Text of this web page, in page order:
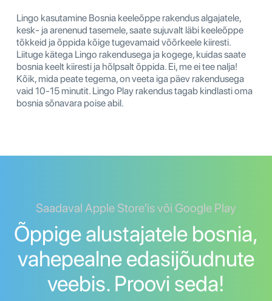
Lingo kasutamine Bosnia keeleõppe rakendus algajatele,
kesk- ja arenenud tasemele, saate sujuvalt läbi keeleõppe
tõkkeid ja õppida kõige tugevamaid võõrkeele kiiresti.
Liituge kätega Lingo rakendusega ja kogege, kuidas saate
bosnia keelt kiiresti ja hõlpsalt õppida. Ei, me ei tee nalja!
Kõik, mida peate tegema, on veeta iga päev rakendusega
vaid 10-15 minutit. Lingo Play rakendus tagab kindlasti oma
bosnia sõnavara poise abil.
Saadaval Apple Store'is või Google Play
Õppige alustajatele bosnia,
vahepealne edasijõudnute
veebis. Proovi seda!